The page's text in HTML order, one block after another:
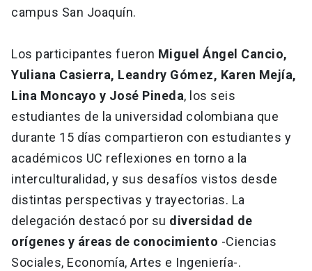
campus San Joaquín.
Los participantes fueron Miguel Ángel Cancio,
Yuliana Casierra, Leandry Gómez, Karen Mejía,
Lina Moncayo y José Pineda, los seis
estudiantes de la universidad colombiana que
durante 15 días compartieron con estudiantes y
académicos UC reflexiones en torno a la
interculturalidad, y sus desafíos vistos desde
distintas perspectivas y trayectorias. La
delegación destacó por su diversidad de
orígenes y áreas de conocimiento -Ciencias
Sociales, Economía, Artes e Ingeniería-.